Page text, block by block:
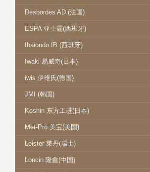
Desbordes AD (法国)
ESPA 亚士霸(西班牙)
Ibaiondo IB (西班牙)
Iwaki 易威奇(日本)
iwis 伊维氏(德国)
JMI (韩国)
Koshin 东方工进(日本)
Met-Pro 美宝(美国)
Leister 莱丹(瑞士)
Loncin 隆鑫(中国)